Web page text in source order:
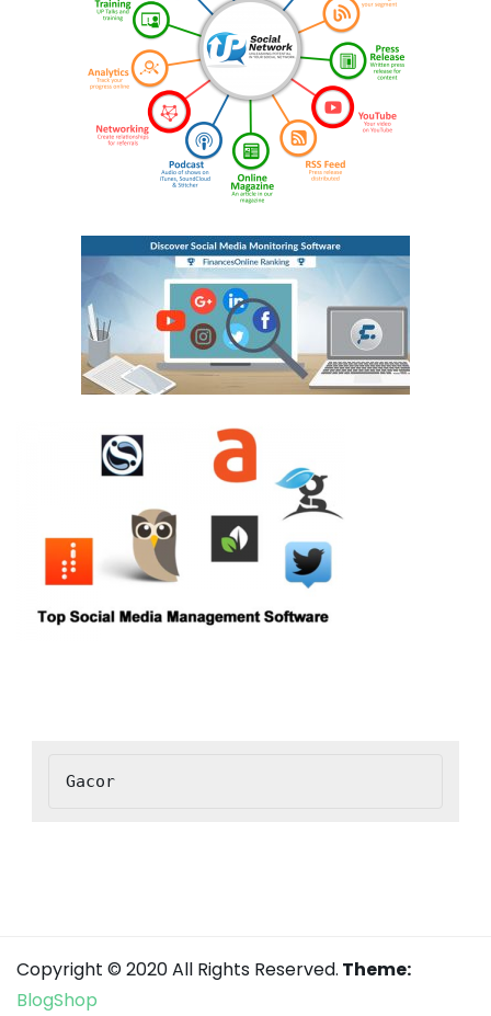
Gacor
Copyright © 2020 All Rights Reserved. Theme:
BlogShop